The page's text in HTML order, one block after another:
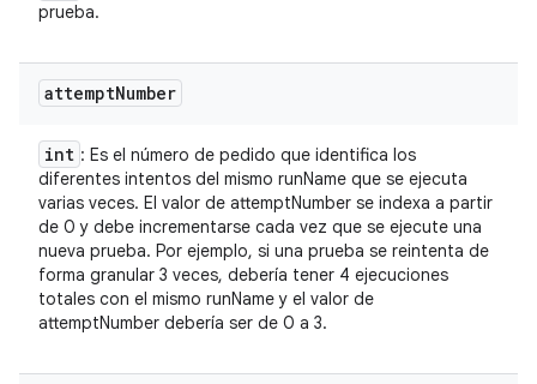
prueba.
attemptNumber
int : Es el número de pedido que identifica los
diferentes intentos del mismo runName que se ejecuta
varias veces. El valor de attemptNumber se indexa a partir
de 0 y debe incrementarse cada vez que se ejecute una
nueva prueba. Por ejemplo, si una prueba se reintenta de
forma granular 3 veces, debería tener 4 ejecuciones
totales con el mismo runName y el valor de
attemptNumber debería ser de 0 a 3.